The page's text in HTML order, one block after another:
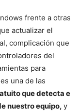
frente a otras
actualizar el
complicación que
del
para
es una de las
que detecta e
nuestro equipo, y